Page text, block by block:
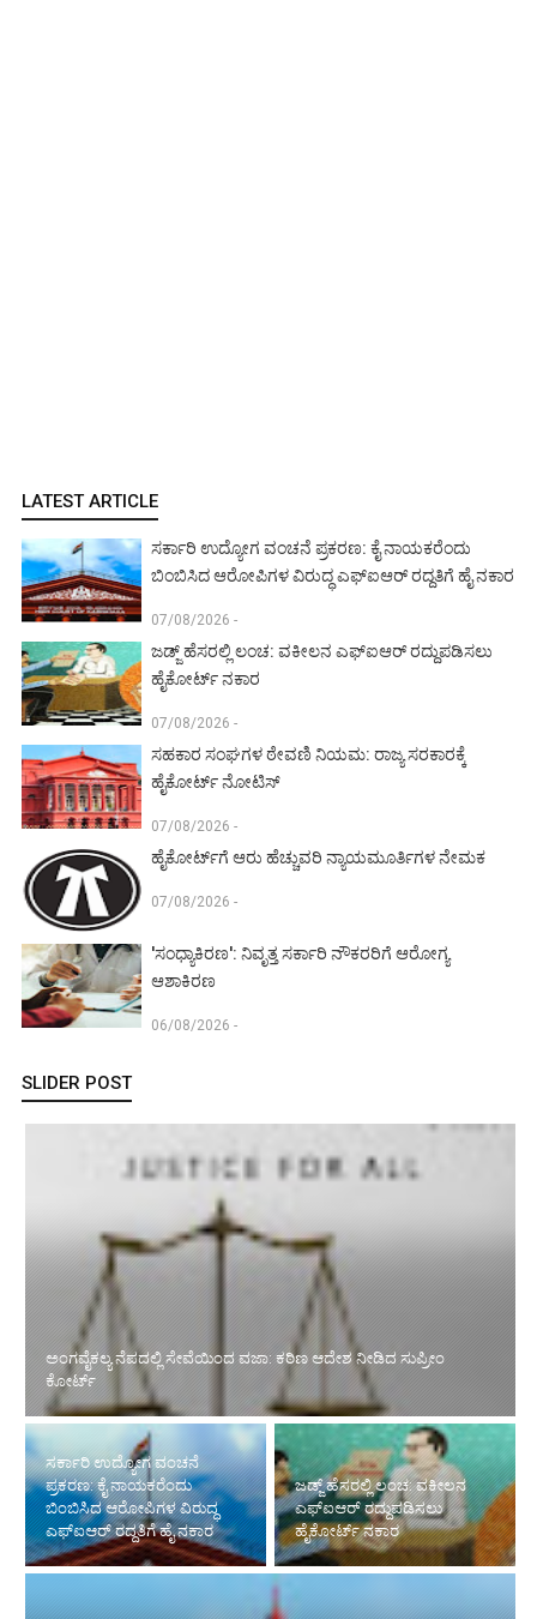
LATEST ARTICLE
ಸರ್ಕಾರಿ ಉದ್ಯೋಗ ವಂಚನೆ ಪ್ರಕರಣ: ಕೈ ನಾಯಕರೆಂದು
ಬಿಂಬಿಸಿದ ಆರೋಪಿಗಳ ವಿರುದ್ಧ ಎಫ್‌ಐಆರ್ ರದ್ದತಿಗೆ ಹೈ ನಕಾರ
07/08/2026 -
ಜಡ್ಜ್ ಹೆಸರಲ್ಲಿ ಲಂಚ: ವಕೀಲನ ಎಫ್‌ಐಆರ್ ರದ್ದುಪಡಿಸಲು
ಹೈಕೋರ್ಟ್ ನಕಾರ
07/08/2026 -
ಸಹಕಾರ ಸಂಘಗಳ ಠೇವಣಿ ನಿಯಮ: ರಾಜ್ಯ ಸರಕಾರಕ್ಕೆ
ಹೈಕೋರ್ಟ್ ನೋಟಿಸ್
07/08/2026 -
ಹೈಕೋರ್ಟ್‌ಗೆ ಆರು ಹೆಚ್ಚುವರಿ ನ್ಯಾಯಮೂರ್ತಿಗಳ ನೇಮಕ
07/08/2026 -
'ಸಂಧ್ಯಾಕಿರಣ': ನಿವೃತ್ತ ಸರ್ಕಾರಿ ನೌಕರರಿಗೆ ಆರೋಗ್ಯ
ಆಶಾಕಿರಣ
06/08/2026 -
SLIDER POST
ಅಂಗವೈಕಲ್ಯ ನೆಪದಲ್ಲಿ ಸೇವೆಯಿಂದ ವಜಾ: ಕಠಿಣ ಆದೇಶ ನೀಡಿದ ಸುಪ್ರೀಂ
ಕೋರ್ಟ್‌
ಸರ್ಕಾರಿ ಉದ್ಯೋಗ ವಂಚನೆ
ಪ್ರಕರಣ: ಕೈ ನಾಯಕರೆಂದು
ಬಿಂಬಿಸಿದ ಆರೋಪಿಗಳ ವಿರುದ್ಧ
ಎಫ್‌ಐಆರ್ ರದ್ದತಿಗೆ ಹೈ ನಕಾರ
ಜಡ್ಜ್ ಹೆಸರಲ್ಲಿ ಲಂಚ: ವಕೀಲನ
ಎಫ್‌ಐಆರ್ ರದ್ದುಪಡಿಸಲು
ಹೈಕೋರ್ಟ್ ನಕಾರ